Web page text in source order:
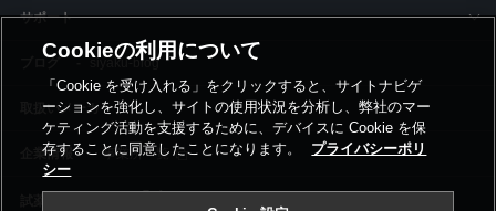
サポート
siyaku-blog
取扱いメーカー
事業所一覧
Cookieの利用について
「Cookie を受け入れる」をクリックすると、サイトナビゲ
ーションを強化し、サイトの使用状況を分析し、弊社のマー
ケティング活動を支援するために、デバイスに Cookie を保
存することに同意したことになります。
プライバシーポリ
シー